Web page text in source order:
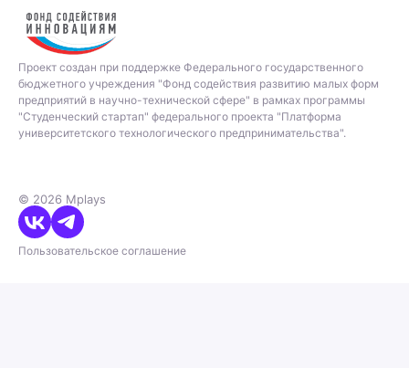
Проект создан при поддержке Федерального государственного
бюджетного учреждения "Фонд содействия развитию малых форм
предприятий в научно-технической сфере" в рамках программы
"Студенческий стартап" федерального проекта "Платформа
университетского технологического предпринимательства".
© 2026 Mplays
Пользовательское соглашение